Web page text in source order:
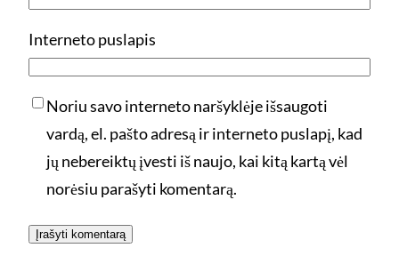
Interneto puslapis
Noriu savo interneto naršyklėje išsaugoti
vardą, el. pašto adresą ir interneto puslapį, kad
jų nebereiktų įvesti iš naujo, kai kitą kartą vėl
norėsiu parašyti komentarą.